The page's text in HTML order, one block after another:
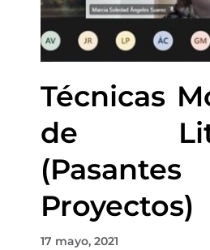
Técnicas
de
Proyectos)
17 mayo, 2021